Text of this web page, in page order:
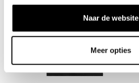
Naar de website
Meer opties